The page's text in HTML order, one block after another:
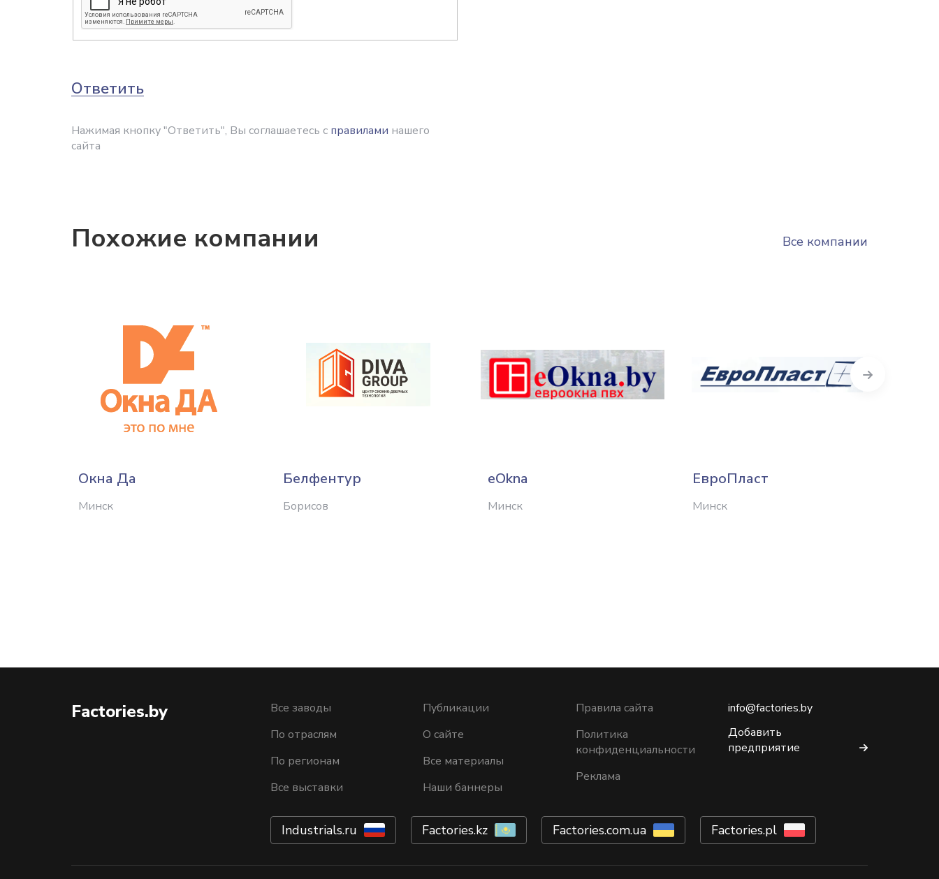
Ответить
Нажимая кнопку "Ответить", Вы соглашаетесь с правилами нашего
сайта
Похожие компании Все компании
Окна Да
Минск
Белфентур
Борисов
eOkna
Минск
ЕвроПласт
Минск
Factories.by
Все заводы
По отраслям
По регионам
Все выставки
Публикации
О сайте
Все материалы
Наши баннеры
Правила сайта
Политика
конфиденциальности
Реклама
info@factories.by
Добавить
предприятие
Industrials.ru Factories.kz Factories.com.ua Factories.pl